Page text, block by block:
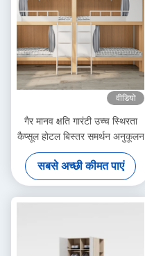
वीडियो
गैर मानव क्षति गारंटी उच्च स्थिरता
कैप्सूल होटल बिस्तर समर्थन अनुकूलन
सबसे अच्छी कीमत पाएं